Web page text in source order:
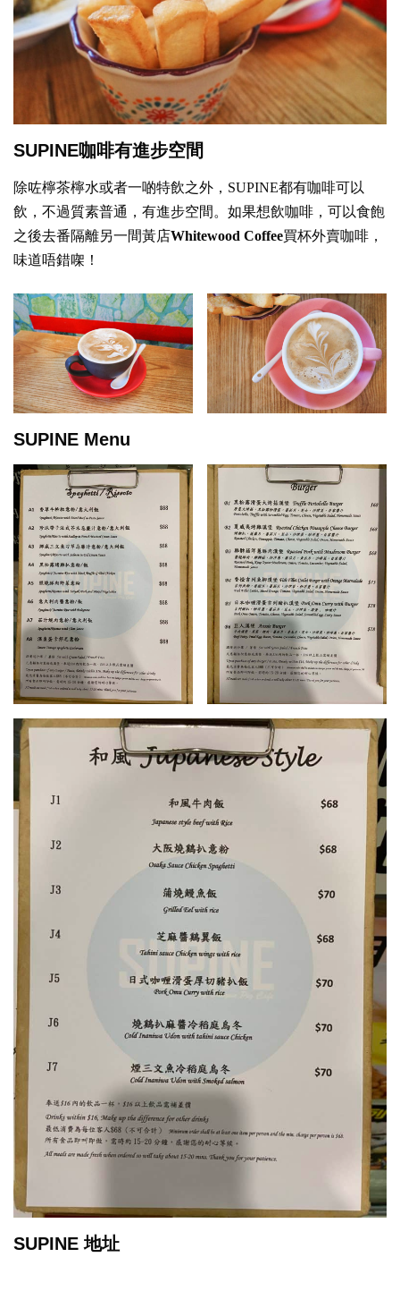
SUPINE咖啡有進步空間
除咗檸茶檸水或者一啲特飲之外，SUPINE都有咖啡可以
飲，不過質素普通，有進步空間。如果想飲咖啡，可以食飽
之後去番隔離另一間黃店Whitewood Coffee買杯外賣咖啡，
味道唔錯㗎！
SUPINE Menu
SUPINE 地址